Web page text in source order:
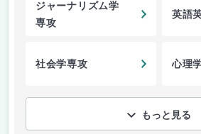
ジャーナリズム学
専攻
英語
社会学専攻 心理
もっと見る